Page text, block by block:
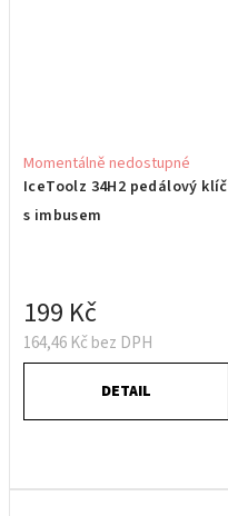
IceToolz 34H2 pedálový klíč
s imbusem
Momentálně nedostupné
164,46 Kč bez DPH
199 Kč
DETAIL